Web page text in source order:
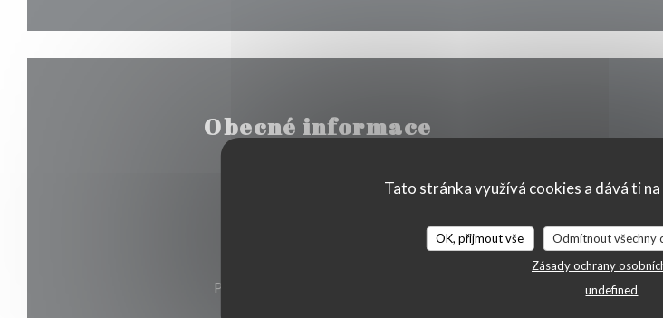
Tato stránka využívá cookies a dává ti
OK, přijmout vše Odmítnout všechny
Zásady ochrany
undefined
Obecné informace
Private Hire, public parking, WIFI